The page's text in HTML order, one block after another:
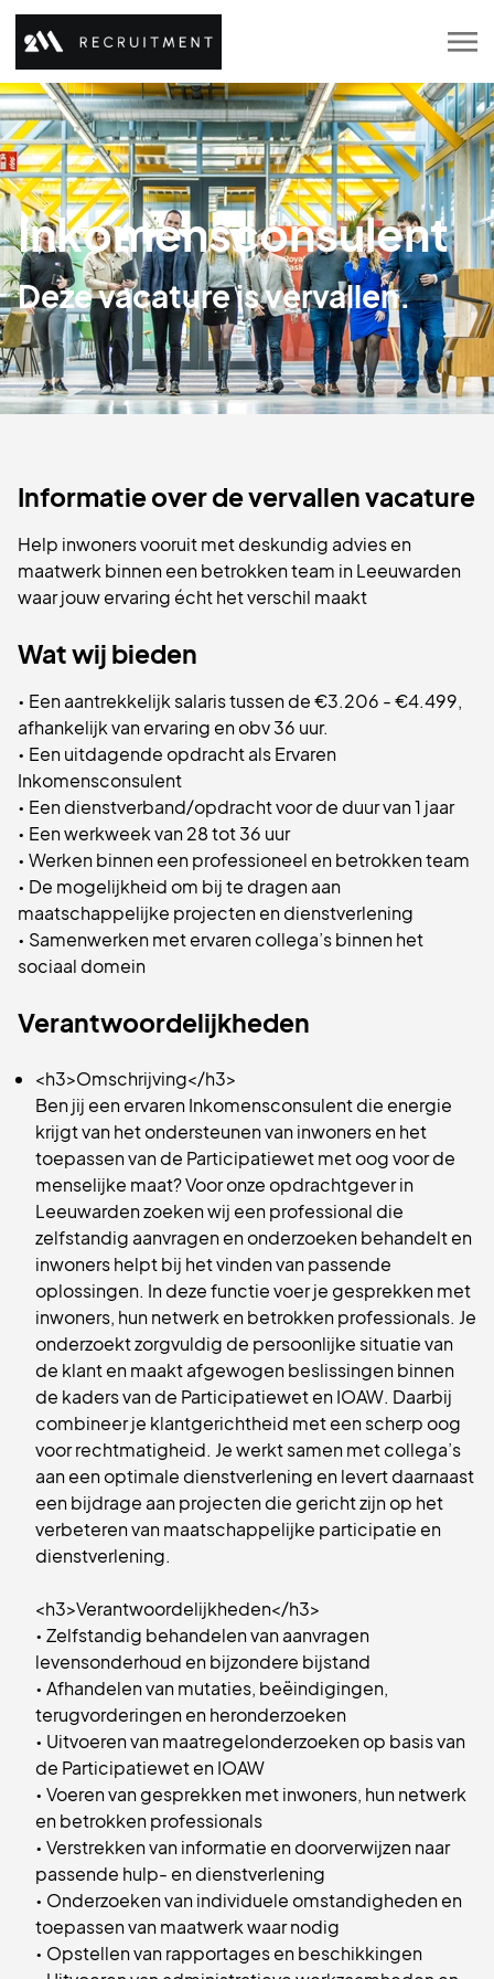
Inkomensconsulent
Deze vacature is vervallen.
Informatie over de vervallen vacature
Help inwoners vooruit met deskundig advies en
maatwerk binnen een betrokken team in Leeuwarden
waar jouw ervaring écht het verschil maakt
Wat wij bieden
• Een aantrekkelijk salaris tussen de €3.206 - €4.499,
afhankelijk van ervaring en obv 36 uur.
• Een uitdagende opdracht als Ervaren
Inkomensconsulent
• Een dienstverband/opdracht voor de duur van 1 jaar
• Een werkweek van 28 tot 36 uur
• Werken binnen een professioneel en betrokken team
• De mogelijkheid om bij te dragen aan
maatschappelijke projecten en dienstverlening
• Samenwerken met ervaren collega’s binnen het
sociaal domein
Verantwoordelijkheden
<h3>Omschrijving</h3>
Ben jij een ervaren Inkomensconsulent die energie
krijgt van het ondersteunen van inwoners en het
toepassen van de Participatiewet met oog voor de
menselijke maat? Voor onze opdrachtgever in
Leeuwarden zoeken wij een professional die
zelfstandig aanvragen en onderzoeken behandelt en
inwoners helpt bij het vinden van passende
oplossingen. In deze functie voer je gesprekken met
inwoners, hun netwerk en betrokken professionals. Je
onderzoekt zorgvuldig de persoonlijke situatie van
de klant en maakt afgewogen beslissingen binnen
de kaders van de Participatiewet en IOAW. Daarbij
combineer je klantgerichtheid met een scherp oog
voor rechtmatigheid. Je werkt samen met collega’s
aan een optimale dienstverlening en levert daarnaast
een bijdrage aan projecten die gericht zijn op het
verbeteren van maatschappelijke participatie en
dienstverlening.
<h3>Verantwoordelijkheden</h3>
• Zelfstandig behandelen van aanvragen
levensonderhoud en bijzondere bijstand
• Afhandelen van mutaties, beëindigingen,
terugvorderingen en heronderzoeken
• Uitvoeren van maatregelonderzoeken op basis van
de Participatiewet en IOAW
• Voeren van gesprekken met inwoners, hun netwerk
en betrokken professionals
• Verstrekken van informatie en doorverwijzen naar
passende hulp- en dienstverlening
• Onderzoeken van individuele omstandigheden en
toepassen van maatwerk waar nodig
• Opstellen van rapportages en beschikkingen